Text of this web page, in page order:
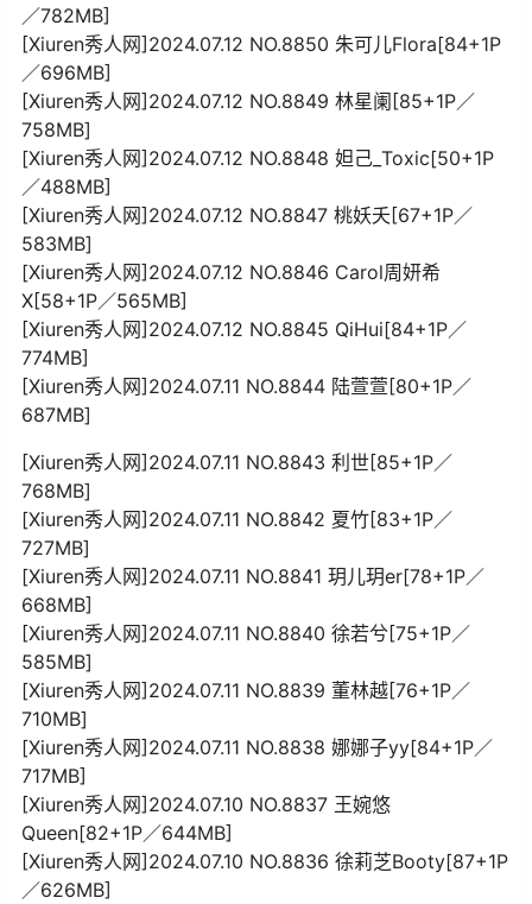
／782MB]
[Xiuren秀人网]2024.07.12 NO.8850 朱可儿Flora[84+1P
／696MB]
[Xiuren秀人网]2024.07.12 NO.8849 林星阑[85+1P／
758MB]
[Xiuren秀人网]2024.07.12 NO.8848 妲己_Toxic[50+1P
／488MB]
[Xiuren秀人网]2024.07.12 NO.8847 桃妖夭[67+1P／
583MB]
[Xiuren秀人网]2024.07.12 NO.8846 Carol周妍希
X[58+1P／565MB]
[Xiuren秀人网]2024.07.12 NO.8845 QiHui[84+1P／
774MB]
[Xiuren秀人网]2024.07.11 NO.8844 陆萱萱[80+1P／
687MB]
[Xiuren秀人网]2024.07.11 NO.8843 利世[85+1P／
768MB]
[Xiuren秀人网]2024.07.11 NO.8842 夏竹[83+1P／
727MB]
[Xiuren秀人网]2024.07.11 NO.8841 玥儿玥er[78+1P／
668MB]
[Xiuren秀人网]2024.07.11 NO.8840 徐若兮[75+1P／
585MB]
[Xiuren秀人网]2024.07.11 NO.8839 董林越[76+1P／
710MB]
[Xiuren秀人网]2024.07.11 NO.8838 娜娜子yy[84+1P／
717MB]
[Xiuren秀人网]2024.07.10 NO.8837 王婉悠
Queen[82+1P／644MB]
[Xiuren秀人网]2024.07.10 NO.8836 徐莉芝Booty[87+1P
／626MB]